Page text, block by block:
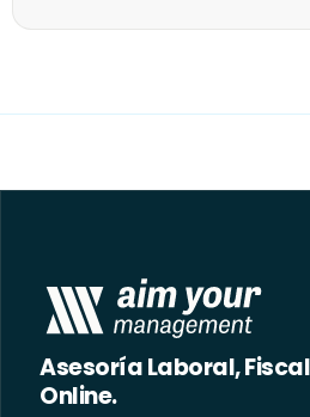
Asesoría Laboral,
Online.